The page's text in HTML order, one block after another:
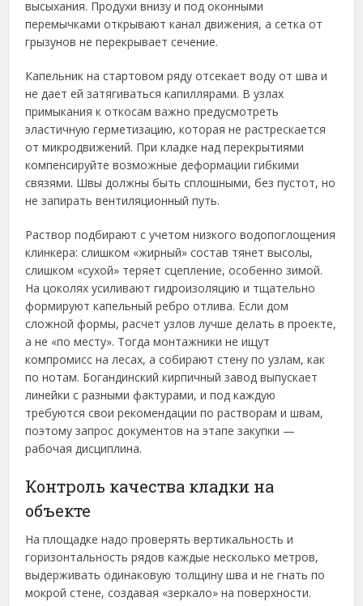
высыхания. Продухи внизу и под оконными
перемычками открывают канал движения, а сетка от
грызунов не перекрывает сечение.
Капельник на стартовом ряду отсекает воду от шва и
не дает ей затягиваться капиллярами. В узлах
примыкания к откосам важно предусмотреть
эластичную герметизацию, которая не растрескается
от микродвижений. При кладке над перекрытиями
компенсируйте возможные деформации гибкими
связями. Швы должны быть сплошными, без пустот, но
не запирать вентиляционный путь.
Раствор подбирают с учетом низкого водопоглощения
клинкера: слишком «жирный» состав тянет высолы,
слишком «сухой» теряет сцепление, особенно зимой.
На цоколях усиливают гидроизоляцию и тщательно
формируют капельный ребро отлива. Если дом
сложной формы, расчет узлов лучше делать в проекте,
а не «по месту». Тогда монтажники не ищут
компромисс на лесах, а собирают стену по узлам, как
по нотам. Богандинский кирпичный завод выпускает
линейки с разными фактурами, и под каждую
требуются свои рекомендации по растворам и швам,
поэтому запрос документов на этапе закупки —
рабочая дисциплина.
Контроль качества кладки на
объекте
На площадке надо проверять вертикальность и
горизонтальность рядов каждые несколько метров,
выдерживать одинаковую толщину шва и не гнать по
мокрой стене, создавая «зеркало» на поверхности.